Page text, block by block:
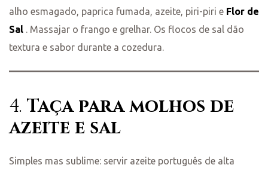
alho esmagado, paprica fumada, azeite, piri-piri e Flor de
Sal . Massajar o frango e grelhar. Os flocos de sal dão
textura e sabor durante a cozedura.
4. Taça para molhos de
azeite e sal
Simples mas sublime: servir azeite português de alta